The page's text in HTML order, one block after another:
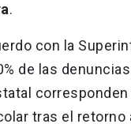
.
con la
de las
tras el retorno